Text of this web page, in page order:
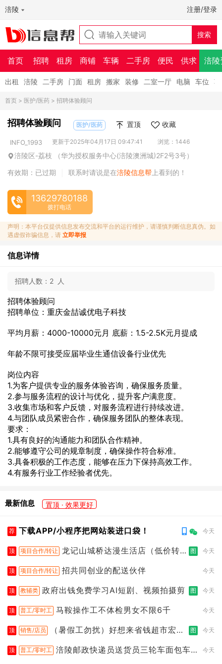
涪陵 注册/登录
首页 招聘 租房 商铺 车辆 二手房 便民 供求 涪陵
出租 涪陵 二手房 门面 租房 搬家 装修 二室一厅 电脑 车位
首页 > 医护/医药 > 招聘体验顾问
招聘体验顾问 医护/医药 置顶 收藏
INFO_1993 更新于2025年04月17日 09:47:41 浏览：1446
涪陵区-荔枝 （华为授权服务中心(涪陵澳洲城)2F2号3号）
有效期：已过期
联系时请说是在涪陵信息帮 上看到的！
13629780188
拨打电话
声明：本平台仅提供信息发布交流和平台的运行维护，请谨慎判断信息真伪。如
遇虚假诈骗信息，请 立即举报
信息详情
招聘人数： 2 人
招聘体验顾问
招聘单位：重庆金喆诚优电子科技
平均月薪：4000-10000元月 底薪：1.5-2.5K元月提成
年龄不限可接受应届毕业生通信设备行业优先
岗位内容
1.为客户提供专业的服务体验咨询，确保服务质量。
2.参与服务流程的设计与优化，提升客户满意度。
3.收集市场和客户反馈，对服务流程进行持续改进。
4.与团队成员紧密合作，确保服务团队的整体表现。
要求：
1.具有良好的沟通能力和团队合作精神。
2.能够遵守公司的规章制度，确保操作符合标准。
3.具备积极的工作态度，能够在压力下保持高效工作。
4.有服务行业工作经验者优先。
最新信息 置顶 · 效果更好
荐 下载APP/小程序把网站装进口袋！ 今天
顶 项目合作/转让 龙记山城桥达漫生活店（低价转
图 今天
顶 项目合作/转让 招共同创业的配送伙伴 今天
顶 教辅类 政府出钱免费学习AI短剧、视频拍摄剪 图 今天
顶 普工/零时工 马鞍操作工不体检男女不限6千 今天
顶 销售/店员
（暑假工勿扰）好想来省钱超市宏声
图 今天
顶 普工/零时工 涪陵邮政快递员送货员三轮车面包车
今天